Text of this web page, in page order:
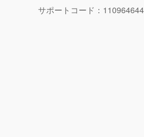
サポートコード：